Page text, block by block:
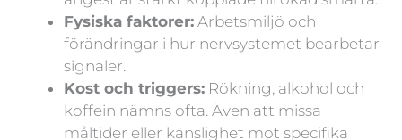
Fysiska faktorer: Arbetsmiljö och
förändringar i hur nervsystemet bearbetar
signaler.
Kost och triggers: Rökning, alkohol och
koffein nämns ofta. Även att missa
måltider eller känslighet mot specifika